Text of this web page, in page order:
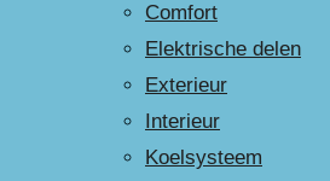
Comfort
Elektrische delen
Exterieur
Interieur
Koelsysteem